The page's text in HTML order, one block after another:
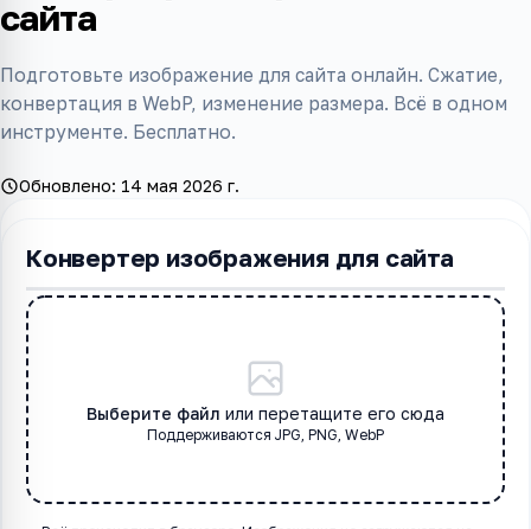
сайта
Подготовьте изображение для сайта онлайн. Сжатие,
конвертация в WebP, изменение размера. Всё в одном
инструменте. Бесплатно.
Обновлено: 14 мая 2026 г.
Конвертер изображения для сайта
Выберите файл или перетащите его сюда
Поддерживаются JPG, PNG, WebP